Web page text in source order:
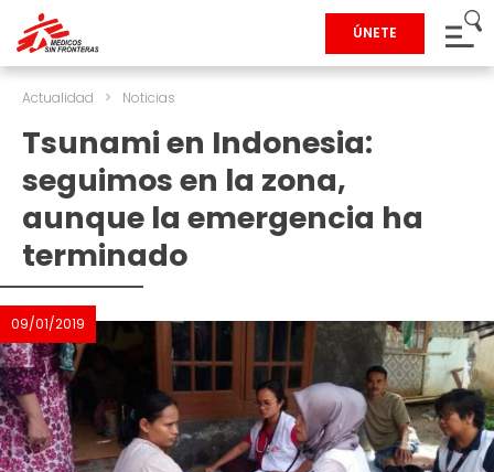
ÚNETE
Actualidad > Noticias
Tsunami en Indonesia:
seguimos en la zona,
aunque la emergencia ha
terminado
09/01/2019